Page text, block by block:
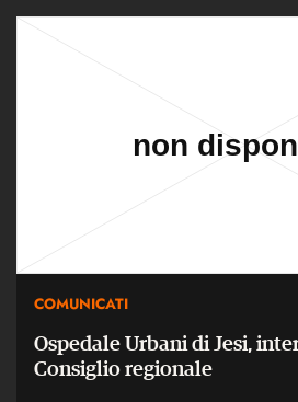
COMUNICATI
Ospedale Urbani di Jesi,
Consiglio regionale